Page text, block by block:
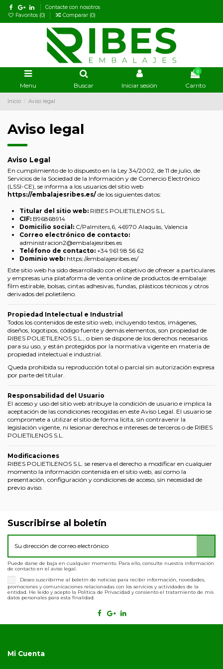
Contacte con nosotros
Favoritos (0) Comparar (0)
Menu Buscar Iniciar sesión
0
Carrito
Inicio Aviso legal
Aviso legal
Aviso Legal
En cumplimiento de lo dispuesto en la Ley 34/2002, de 11 de julio, de
Servicios de la Sociedad de la Información y de Comercio Electrónico
(LSSI-CE), se informa a los usuarios del sitio web
https://embalajesribes.es/ de los siguientes datos:
Titular del sitio web: RIBES POLIETILENOS S.L.
CIF: B96868914
Domicilio social: C/Palmiters,6, 46970 Alaquàs, Valencia
Correo electrónico de contacto:
administracion2@embalajesribes.es
Teléfono de contacto: +34 961 98 56 62
Dominio web: https://embalajesribes.es/
Este sitio web ha sido desarrollado con el objetivo de ofrecer a particulares
y empresas una plataforma de venta online de productos de embalaje:
film estirable, bolsas, cintas adhesivas, fundas, plásticos técnicos y otros
derivados del polietileno.
Propiedad Intelectual e Industrial
Todos los contenidos de este sitio web, incluyendo textos, imágenes,
diseños, logotipos, código fuente y demás elementos, son propiedad de
RIBES POLIETILENOS S.L., o bien se dispone de los derechos necesarios
para su uso, y están protegidos por la normativa vigente en materia de
propiedad intelectual e industrial.
Queda prohibida su reproducción total o parcial sin autorización expresa
por parte del titular.
Responsabilidad del Usuario
El acceso y uso del sitio web atribuye la condición de usuario e implica la
aceptación de las condiciones recogidas en este Aviso Legal. El usuario se
compromete a utilizar el sitio de forma lícita, sin contravenir la
legislación vigente, ni lesionar derechos e intereses de terceros o de RIBES
POLIETILENOS S.L.
Modificaciones
RIBES POLIETILENOS S.L. se reserva el derecho a modificar en cualquier
momento la información contenida en el sitio web, así como la
presentación, configuración y condiciones de acceso, sin necesidad de
previo aviso.
Suscribirse al boletín
Puede darse de baja en cualquier momento. Para ello, consulte nuestra información
de contacto en el aviso legal.
Deseo suscribirme al boletín de noticias para recibir información, novedades,
promociones y comunicaciones relacionadas con los servicios y actividades de la
entidad. He leído y acepto la Política de Privacidad y consiento el tratamiento de mis
datos personales para esta finalidad.
Mi Cuenta